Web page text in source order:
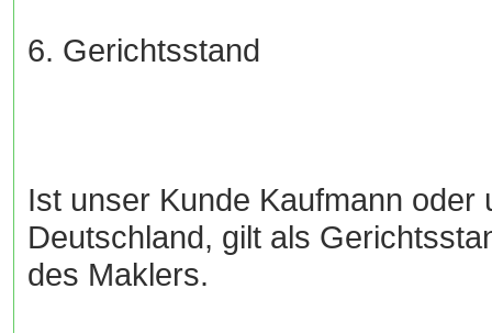
6. Gerichtsstand
Ist unser Kunde Kaufmann
Deutschland, gilt als
des Maklers.